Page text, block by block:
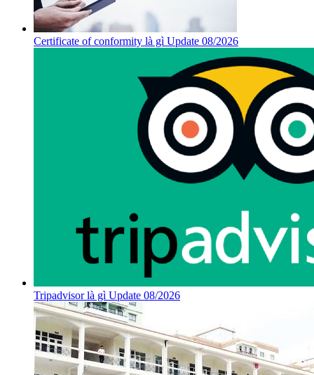
Certificate of conformity là gì Update 08/2026
Tripadvisor là gì Update 08/2026